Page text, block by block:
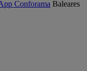
Conforama Baleares